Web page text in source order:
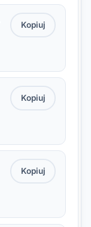
Kopiuj
Kopiuj
Kopiuj